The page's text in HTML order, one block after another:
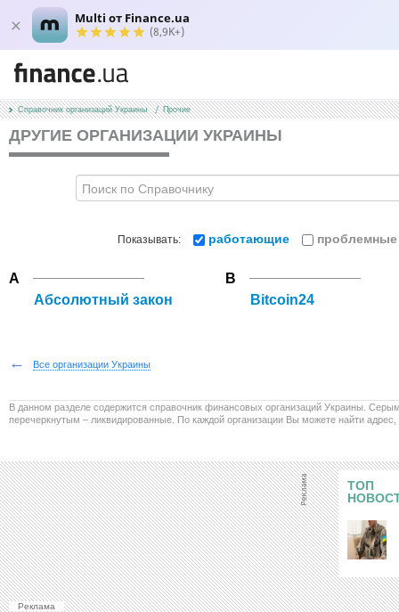
Multi от Finance.ua
(8,9K+)
Справочник организаций Украины Прочие
ДРУГИЕ ОРГАНИЗАЦИИ УКРАИНЫ
Показывать: работающие проблемные
А
Абсолютный закон
B
Bitcoin24
← Все организации Украины
В данном разделе содержится справочник финансовых организаций Украины.
перечеркнутым – ликвидированные. По каждой организации Вы можете найти
ТОП
Реклама